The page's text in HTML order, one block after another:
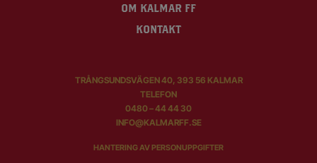
OM KALMAR FF
KONTAKT
TRÅNGSUNDSVÄGEN 40, 393 56 KALMAR
TELEFON
0480 – 44 44 30
INFO@KALMARFF.SE
HANTERING AV PERSONUPPGIFTER